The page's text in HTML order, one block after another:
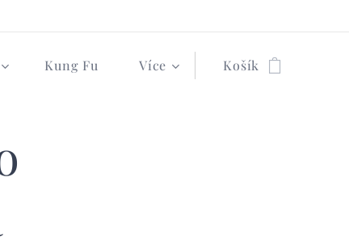
Kung Fu Více Košík